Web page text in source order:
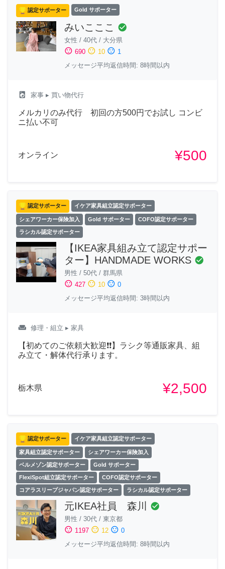
認定サポーター Gold サポーター
みいこここ check_circle
女性 / 40代 / 大分県
sentiment_satisfied 690 sentiment_neutral 10 sentiment_dissatisfied 1
メッセージ平均返信時間: 8時間以内
local_laundry_service 家事 ▸ 買い物代行
メルカリのみ代行 初回の方500円でお試し コンビ
ニ払い不可
オンライン ¥500
認定サポーター イケア家具組立認定サポーター
シェアワーカー保険加入 Gold サポーター COFO認定サポーター
ラシカル認定サポーター
【IKEA家具組み立て認定サポー
ター】HANDMADE WORKS check_circle
男性 / 50代 / 群馬県
sentiment_satisfied 427 sentiment_neutral 10 sentiment_dissatisfied 0
メッセージ平均返信時間: 3時間以内
weekend 修理・組立 ▸ 家具
【初めてのご依頼大歓迎❗❗】ラシク等通販家具、組
み立て・解体代行承ります。
栃木県 ¥2,500
認定サポーター イケア家具組立認定サポーター
家具組立認定サポーター シェアワーカー保険加入
ベルメゾン認定サポーター Gold サポーター
FlexiSpot組立認定サポーター COFO認定サポーター
コアラスリープジャパン認定サポーター ラシカル認定サポーター
元IKEA社員 森川 check_circle
男性 / 30代 / 東京都
sentiment_satisfied 1197 sentiment_neutral 12 sentiment_dissatisfied 0
メッセージ平均返信時間: 8時間以内